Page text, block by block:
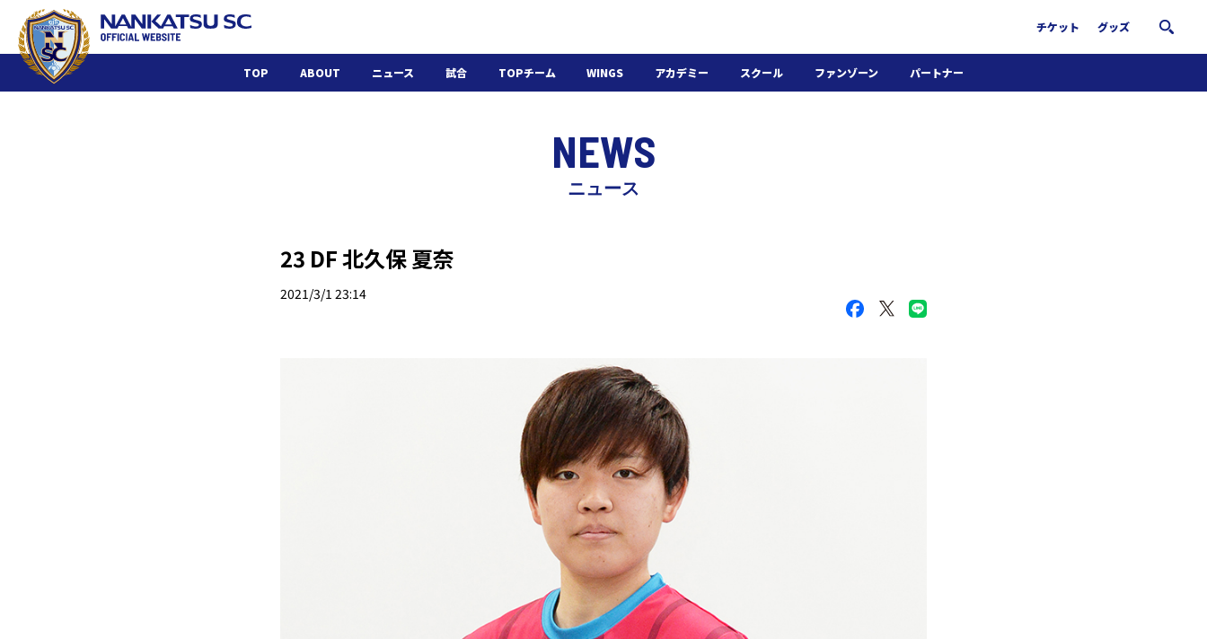
チケット グッズ
TOP ABOUT ニュース 試合 TOPチーム WINGS アカデミー スクール ファンゾーン パートナー
NEWS
ニュース
23 DF 北久保 夏奈
2021/3/1 23:14